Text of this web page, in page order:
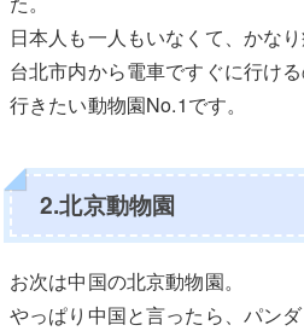
日本人も一人もいなくて、かな
台北市内から電車ですぐに行け
行きたい動物園No.1です。
2.北京動物園
お次は中国の北京動物園。
やっぱり中国と言ったら、パンダ